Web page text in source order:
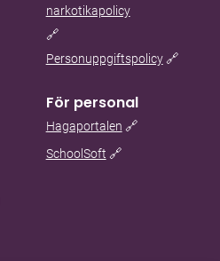
narkotikapolicy
🔗
Personuppgiftspolicy🔗
För personal
Hagaportalen 🔗
SchoolSoft 🔗